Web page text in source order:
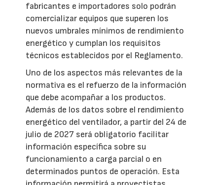
fabricantes e importadores solo podrán
comercializar equipos que superen los
nuevos umbrales mínimos de rendimiento
energético y cumplan los requisitos
técnicos establecidos por el Reglamento.
Uno de los aspectos más relevantes de la
normativa es el refuerzo de la información
que debe acompañar a los productos.
Además de los datos sobre el rendimiento
energético del ventilador, a partir del 24 de
julio de 2027 será obligatorio facilitar
información específica sobre su
funcionamiento a carga parcial o en
determinados puntos de operación. Esta